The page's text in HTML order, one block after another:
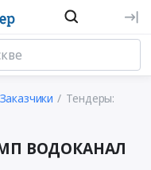
Заказчики
Тендеры:
ВОДОКАНАЛ